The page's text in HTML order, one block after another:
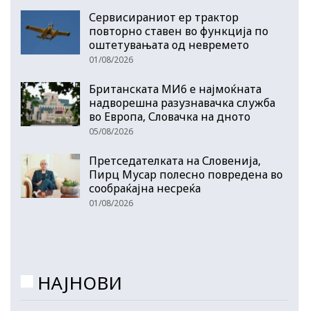
Сервисираниот ер трактор
повторно ставен во функција по
оштетувањата од невремето
01/08/2026
Британската МИ6 е најмоќната
надворешна разузнавачка служба
во Европа, Словачка на дното
05/08/2026
Претседателката на Словенија,
Пирц Мусар полесно повредена во
сообраќајна несреќа
01/08/2026
НАЈНОВИ